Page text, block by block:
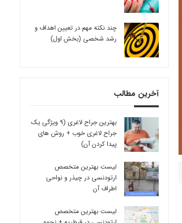
چند نکته مهم در تعیین اهداف و
رشد شخصی (بخش اول)
آخرین مطالب
بهترین جراح لاغری (9 ویژگی یک
جراح لاغری خوب + روش های
پیدا کردن آن)
لیست بهترین متخصص
ارتودنسی در چیذر و نواحی
اطراف آن
لیست بهترین متخصص